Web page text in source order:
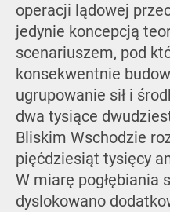
operacji lądowej
jedynie koncepcją
scenariuszem, pod
konsekwentnie
ugrupowanie sił i
dwa tysiące
Bliskim Wschodzie
pięćdziesiąt tysięcy
W miarę pogłębiania
dyslokowano